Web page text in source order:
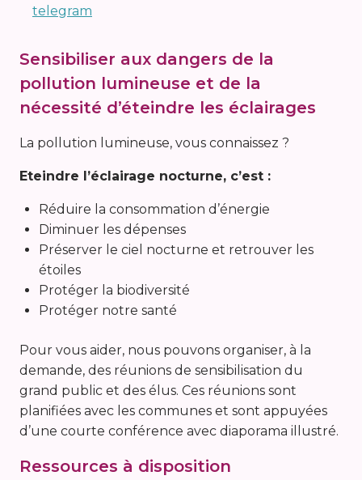
telegram
Sensibiliser aux dangers de la
pollution lumineuse et de la
nécessité d’éteindre les éclairages
La pollution lumineuse, vous connaissez ?
Eteindre l’éclairage nocturne, c’est :
Réduire la consommation d’énergie
Diminuer les dépenses
Préserver le ciel nocturne et retrouver les
étoiles
Protéger la biodiversité
Protéger notre santé
Pour vous aider, nous pouvons organiser, à la
demande, des réunions de sensibilisation du
grand public et des élus. Ces réunions sont
planifiées avec les communes et sont appuyées
d’une courte conférence avec diaporama illustré.
Ressources à disposition